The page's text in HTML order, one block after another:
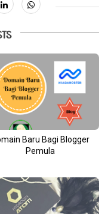
Baru Bagi Blogger
Pemula